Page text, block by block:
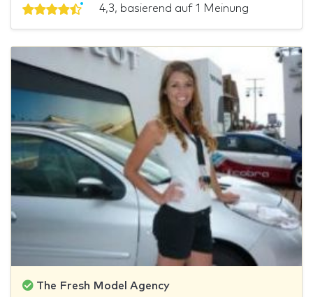
4,3, basierend auf 1 Meinung
The Fresh Model Agency